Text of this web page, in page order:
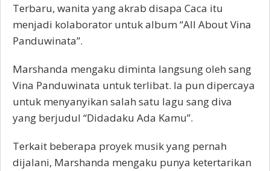
Terbaru, wanita yang akrab disapa Caca itu
menjadi kolaborator untuk album “All About Vina
Panduwinata”.
Marshanda mengaku diminta langsung oleh sang
Vina Panduwinata untuk terlibat. Ia pun dipercaya
untuk menyanyikan salah satu lagu sang diva
yang berjudul “Didadaku Ada Kamu”.
Terkait beberapa proyek musik yang pernah
dijalani, Marshanda mengaku punya ketertarikan